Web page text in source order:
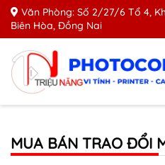
Văn Phòng: Số 2/27/6 Tổ 4,
Biên Hòa, Đồng Nai
MUA BÁN TRAO ĐỔI